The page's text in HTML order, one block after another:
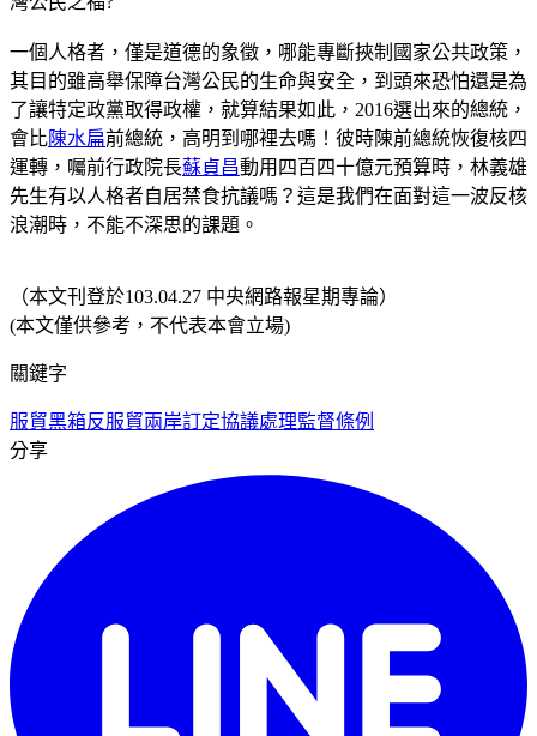
一個人格者，僅是道德的象徵，哪能專斷挾制國家公共政策，
其目的雖高舉保障台灣公民的生命與安全，到頭來恐怕還是為
了讓特定政黨取得政權，就算結果如此，2016選出來的總統，
會比陳水扁前總統，高明到哪裡去嗎！彼時陳前總統恢復核四
運轉，囑前行政院長蘇貞昌動用四百四十億元預算時，林義雄
先生有以人格者自居禁食抗議嗎？這是我們在面對這一波反核
浪潮時，不能不深思的課題。
（本文刊登於103.04.27 中央網路報星期專論）
(本文僅供參考，不代表本會立場)
關鍵字
服貿黑箱反服貿兩岸訂定協議處理監督條例
分享